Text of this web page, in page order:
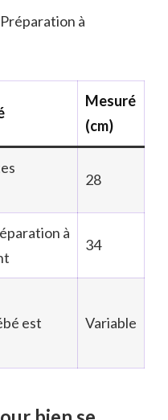
à
Mesuré
(cm)
28
à
34
est
Variable